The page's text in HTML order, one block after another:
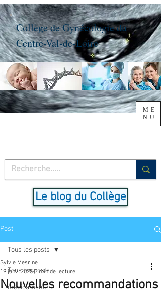
Le blog du Collège
ME
NU
Collège de Gynécologie du
Centre-Val-de-Loire
Post
Tous les posts
médicament
Tous les posts
Nouvelles recommandations
Sylvie Mesrine
19 janv. 2025 1 min de lecture